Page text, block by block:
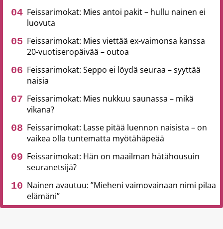
Feissarimokat: Mies antoi pakit – hullu nainen ei
luovuta
Feissarimokat: Mies viettää ex-vaimonsa kanssa
20-vuotiseropäivää – outoa
Feissarimokat: Seppo ei löydä seuraa – syyttää
naisia
Feissarimokat: Mies nukkuu saunassa – mikä
vikana?
Feissarimokat: Lasse pitää luennon naisista – on
vaikea olla tuntematta myötähäpeää
Feissarimokat: Hän on maailman hätähousuin
seuranetsijä?
Nainen avautuu: ”Mieheni vaimovainaan nimi pilaa
elämäni”